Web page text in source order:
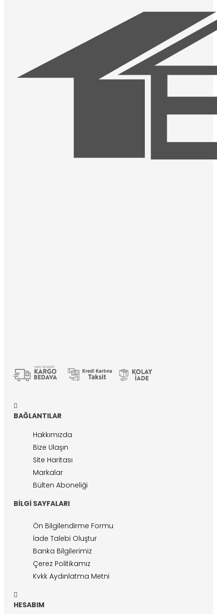
BAĞLANTILAR
Hakkımızda
Bize Ulaşın
Site Haritası
Markalar
Bülten Aboneliği
BILGI SAYFALARI
Ön Bilgilendirme Formu
İade Talebi Oluştur
Banka Bilgilerimiz
Çerez Politikamız
Kvkk Aydınlatma Metni
HESABIM